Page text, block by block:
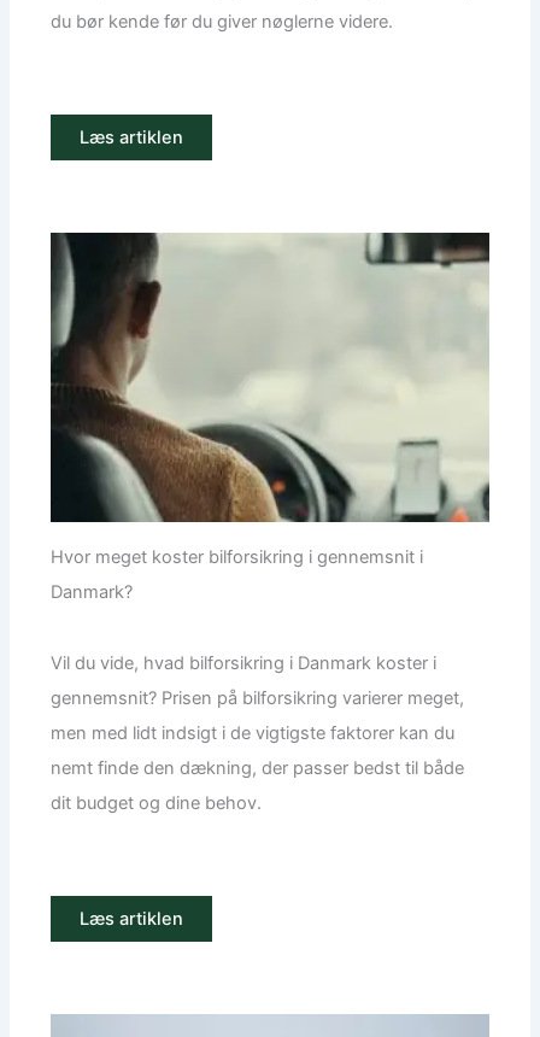
du bør kende før du giver nøglerne videre.
Læs artiklen
Hvor meget koster bilforsikring i gennemsnit i
Danmark?
Vil du vide, hvad bilforsikring i Danmark koster i
gennemsnit? Prisen på bilforsikring varierer meget,
men med lidt indsigt i de vigtigste faktorer kan du
nemt finde den dækning, der passer bedst til både
dit budget og dine behov.
Læs artiklen